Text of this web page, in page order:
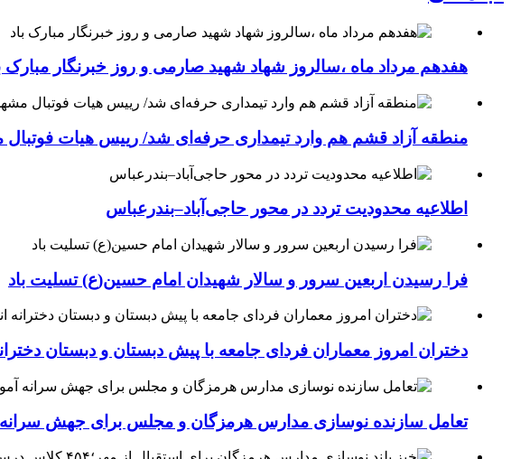
هفدهم مرداد ماه ،سالروز شهاد شهید صارمی و روز خبرنگار مبارک
منطقه آزاد قشم هم وارد تیمداری حرفه‌ای شد/ رییس هیات
اطلاعیه محدودیت تردد در محور حاجی‌آباد–بندرعباس
فرا رسیدن اربعین سرور و سالار شهیدان امام حسین(ع) تسلیت باد
دختران امروز معماران فردای جامعه با پیش دبستان و دبستان
تعامل سازنده نوسازی مدارس هرمزگان و مجلس برای جهش سرانه آموزشی شرق